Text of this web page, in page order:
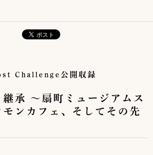
Challenge公開収録
継承 〜扇町ミュージアムス
ンカフェ、そしてその先